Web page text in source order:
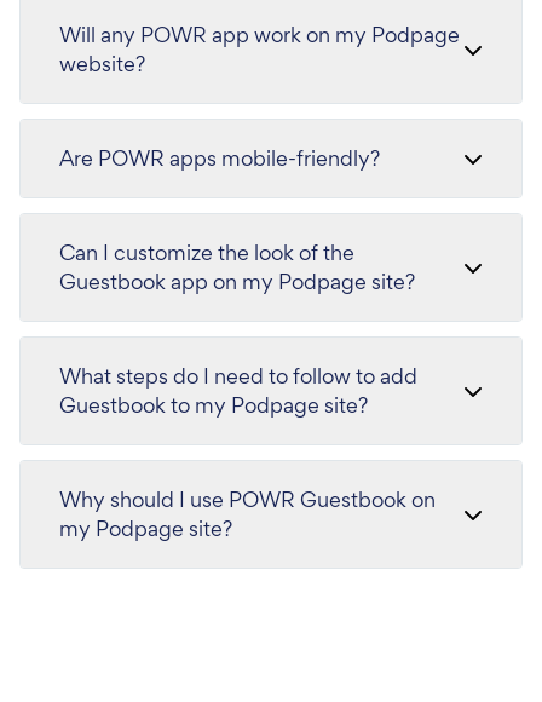
Will any POWR app work on my Podpage
website?
Are POWR apps mobile-friendly?
Can I customize the look of the
Guestbook app on my Podpage site?
What steps do I need to follow to add
Guestbook to my Podpage site?
Why should I use POWR Guestbook on
my Podpage site?